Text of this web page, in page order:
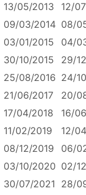
13/05/2013
12/
09/03/2014 08/
03/01/2015
04/
30/10/2015
29/
25/08/2016 24/
21/06/2017
20/
17/04/2018
16/
11/02/2019
12/
08/12/2019
06/
03/10/2020 02/
30/07/2021 28/